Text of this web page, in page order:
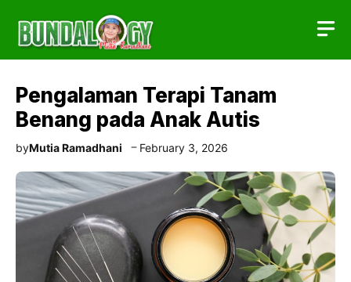
content
Pengalaman Terapi Tanam
Benang pada Anak Autis
byMutia Ramadhani February 3, 2026